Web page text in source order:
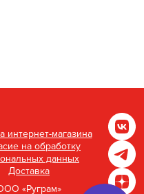
интернет-магазина
на обработку
данных
Доставка
«Руграм»